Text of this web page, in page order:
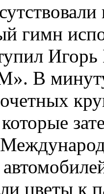
гимн
Игорь
В минуту
цветы к